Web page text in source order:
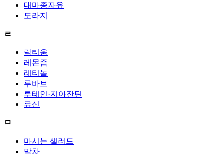
대마종자유
도라지
ㄹ
락티움
레몬즙
레티놀
루바브
루테인·지아잔틴
류신
ㅁ
마시는 샐러드
말차